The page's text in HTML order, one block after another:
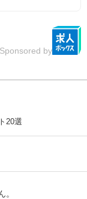
Sponsored by
20選